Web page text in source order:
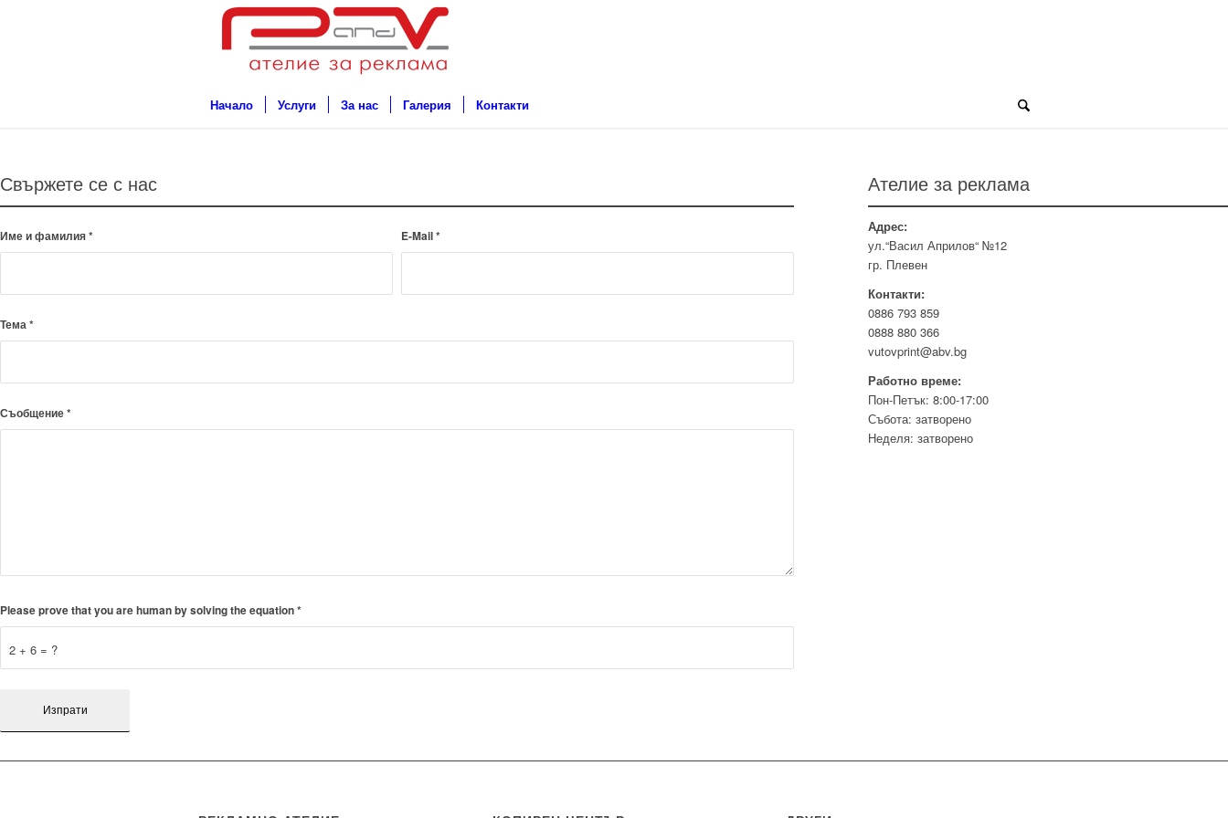
Начало Услуги За нас Галерия Контакти
Свържете се с нас
Име и фамилия* E-Mail*
Тема*
Съобщение*
2 + 6 = ?
Please prove that you are human by solving the equation*
Ателие за реклама
Адрес:
ул.“Васил Априлов“ №12
гр. Плевен
Контакти:
0886 793 859
0888 880 366
vutovprint@abv.bg
Работно време:
Пон-Петък: 8:00-17:00
Събота: затворено
Неделя: затворено